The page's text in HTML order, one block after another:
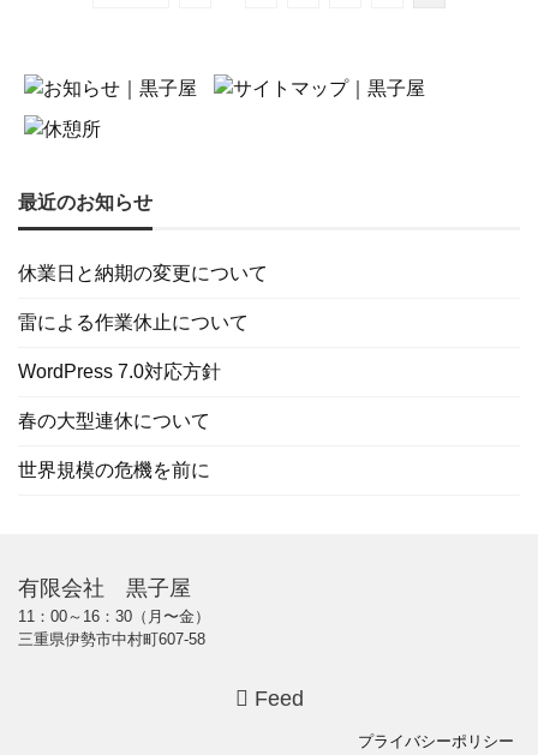
最近のお知らせ
休業日と納期の変更について
雷による作業休止について
WordPress 7.0対応方針
春の大型連休について
世界規模の危機を前に
有限会社 黒子屋
11：00～16：30（月〜金）
三重県伊勢市中村町607-58
Feed
プライバシーポリシー